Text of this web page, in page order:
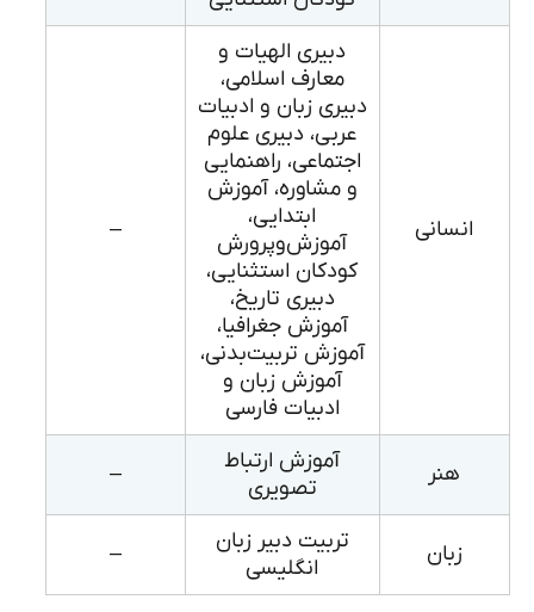
انسانی
دبیری الهیات و
معارف اسلامی،
دبیری زبان و ادبیات
عربی، دبیری علوم
اجتماعی، راهنمایی
و مشاوره، آموزش
ابتدایی،
آموزش‌وپرورش
کودکان استثنایی،
دبیری تاریخ،
آموزش جغرافیا،
آموزش تربیت‌بدنی،
آموزش زبان و
ادبیات فارسی
–
هنر
آموزش ارتباط
تصویری
–
زبان
تربیت دبیر زبان
انگلیسی
–